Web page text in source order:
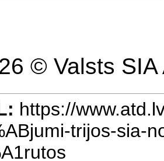
© Valsts
https://
trijos-sia-